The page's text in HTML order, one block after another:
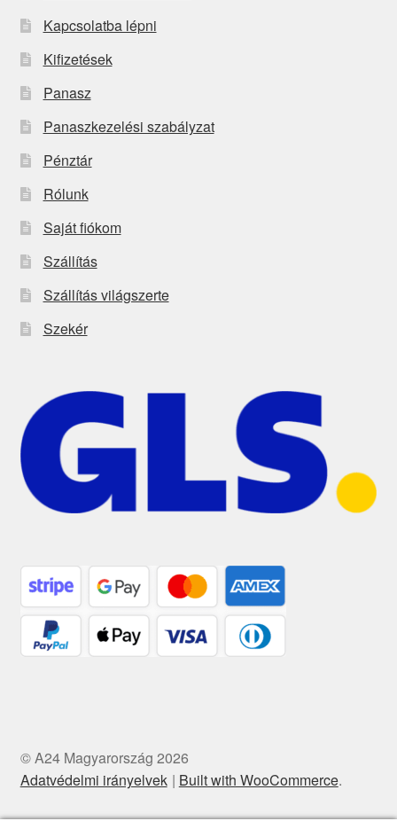
Kapcsolatba lépni
Kifizetések
Panasz
Panaszkezelési szabályzat
Pénztár
Rólunk
Saját fiókom
Szállítás
Szállítás világszerte
Szekér
© A24 Magyarország 2026
Adatvédelmi irányelvek
Built with WooCommerce.